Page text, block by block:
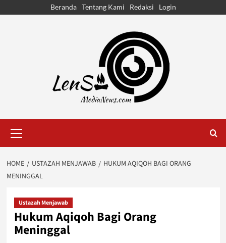
Beranda Tentang Kami Redaksi Login
Menu
HOME USTAZAH MENJAWAB
HUKUM AQIQOH BAGI ORANG
MENINGGAL
Ustazah Menjawab
Hukum Aqiqoh Bagi Orang
Meninggal